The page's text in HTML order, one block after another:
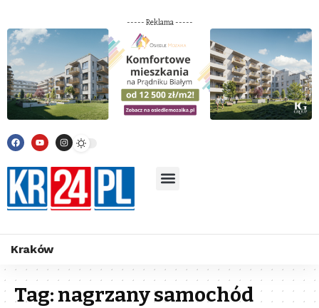
----- Reklama -----
Kraków
Tag:nagrzany samochód